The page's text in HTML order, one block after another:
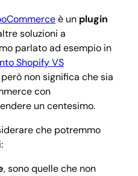
è un plugin
soluzioni a
parlato ad esempio in
Shopify VS
non significa che sia
con
un centesimo.
che potremmo
, sono quelle che non